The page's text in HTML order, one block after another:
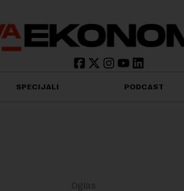
SPECIJALI PODCAST